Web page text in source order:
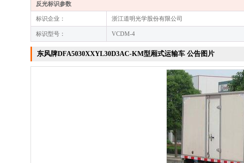
反光标识参数
标识企业： 浙江道明光学股份有限公司
标识型号： VCDM-4
东风牌DFA5030XXYL30D3AC-KM型厢式运输车 公告图片